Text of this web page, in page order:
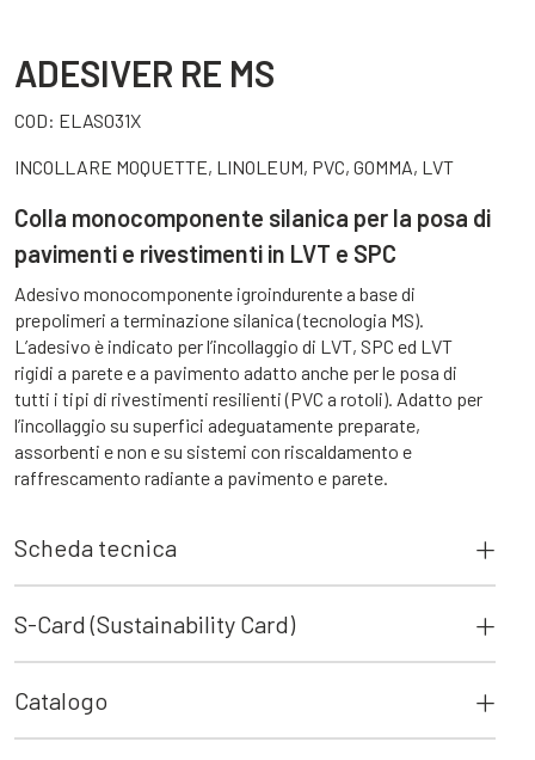
ADESIVER RE MS
COD: ELAS031X
INCOLLARE MOQUETTE, LINOLEUM, PVC, GOMMA, LVT
Colla monocomponente silanica per la posa di
pavimenti e rivestimenti in LVT e SPC
Adesivo monocomponente igroindurente a base di
prepolimeri a terminazione silanica (tecnologia MS).
L’adesivo è indicato per l’incollaggio di LVT, SPC ed LVT
rigidi a parete e a pavimento adatto anche per le posa di
tutti i tipi di rivestimenti resilienti (PVC a rotoli). Adatto per
l’incollaggio su superfici adeguatamente preparate,
assorbenti e non e su sistemi con riscaldamento e
raffrescamento radiante a pavimento e parete.
Scheda tecnica
S-Card (Sustainability Card)
Catalogo